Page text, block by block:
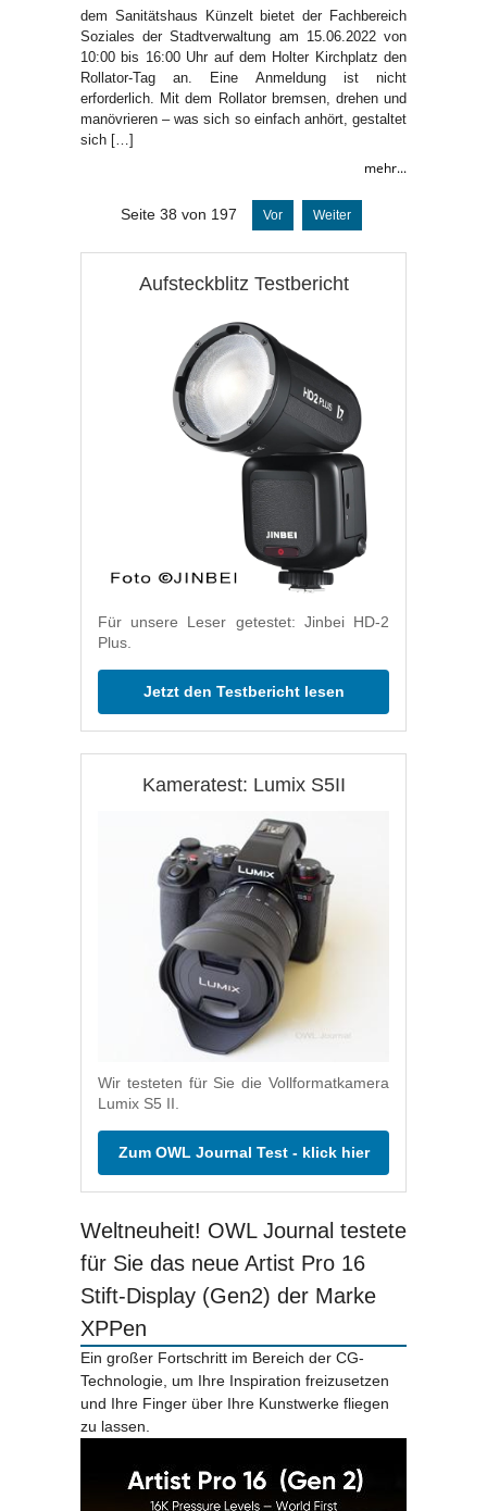
dem Sanitätshaus Künzelt bietet der Fachbereich
Soziales der Stadtverwaltung am 15.06.2022 von
10:00 bis 16:00 Uhr auf dem Holter Kirchplatz den
Rollator-Tag an. Eine Anmeldung ist nicht
erforderlich. Mit dem Rollator bremsen, drehen und
manövrieren – was sich so einfach anhört, gestaltet
sich […]
mehr...
Seite 38 von 197 Vor Weiter
Aufsteckblitz Testbericht
Für unsere Leser getestet: Jinbei HD-2
Plus.
Jetzt den Testbericht lesen
Kameratest: Lumix S5II
Wir testeten für Sie die Vollformatkamera
Lumix S5 II.
Zum OWL Journal Test - klick hier
Weltneuheit! OWL Journal testete
für Sie das neue Artist Pro 16
Stift-Display (Gen2) der Marke
XPPen
Ein großer Fortschritt im Bereich der CG-
Technologie, um Ihre Inspiration freizusetzen
und Ihre Finger über Ihre Kunstwerke fliegen
zu lassen.